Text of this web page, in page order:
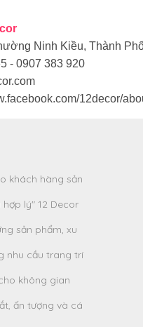
Ninh Kiều, Thành
- 0907 383 920
12decor/
khách hàng sản
lý" 12 Decor
sản phẩm, xu
nhu cầu trang trí
không gian
ấn tượng và cá